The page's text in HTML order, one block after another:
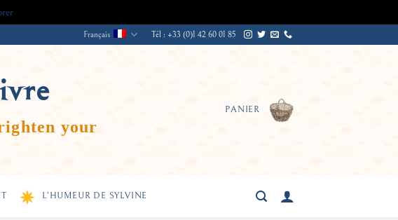
Français Tél : +33 (0)1 42 60 01 85
your
PANIER
L’HUMEUR DE SYLVINE